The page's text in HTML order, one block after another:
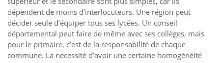
dépendent de moins d’interlocuteurs. Une région peut
décider seule d’équiper tous ses lycées. Un conseil
départemental peut faire de même avec ses collèges, mais
pour le primaire, c’est de la responsabilité de chaque
commune. La nécessité d’avoir une certaine homogénéité